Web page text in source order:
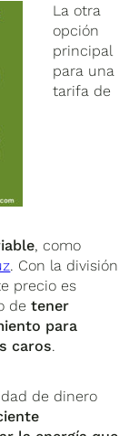
La otra
opción
principal
para una
tarifa de
, como
. Con la división
precio es
detener
para
caros.
de dinero